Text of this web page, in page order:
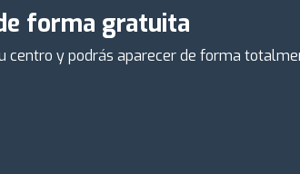
forma gratuita
centro y podrás aparecer de forma